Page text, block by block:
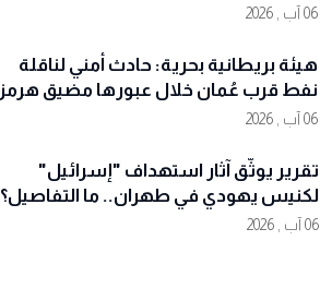
06 آب , 2026
هيئة بريطانية بحرية: حادث أمني لناقلة
نفط قرب عُمان خلال عبورها مضيق هرمز
06 آب , 2026
تقرير يوثّق آثار استهداف "إسرائيل"
لكنيس يهودي في طهران.. ما التفاصيل؟
06 آب , 2026